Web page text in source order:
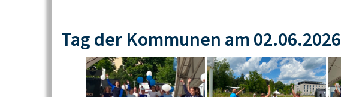
Tag der Kommunen am 02.06.2026